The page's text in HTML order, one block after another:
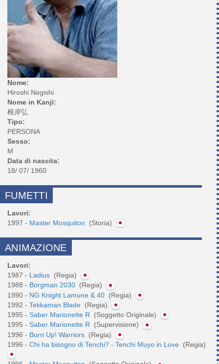
Nome:
Hiroshi Negishi
Nome in Kanji:
根岸弘
Tipo:
PERSONA
Sesso:
M
Data di nascita:
18/ 07/ 1960
FUMETTI
Lavori:
1997 - Master Mosquiton (Storia)
ANIMAZIONE
Lavori:
1987 - Ladius (Regia)
1988 - Borgman 2030 (Regia)
1990 - NG Knight Lamune & 40 (Regia)
1992 - Tekkaman Blade (Regia)
1995 - Saber Marionette R
(Soggetto Originale)
1995 - Saber Marionette R (Supervisione)
1996 - Burn Up! Warriors (Regia)
1996 - Chi ha bisogno di Tenchi? - Tenchi Muyo in Love (Regia)